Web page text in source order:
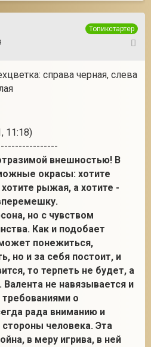
Топикстартер
справа черная, слева
11:18)
внешностью! В
окрасы: хотите
рыжая, а хотите -
но с чувством
Как и подобает
понежиться,
но и за себя постоит, и
то терпеть не будет, а
не навязывается и
о
рада вниманию и
человека. Эта
в меру игрива, в ней